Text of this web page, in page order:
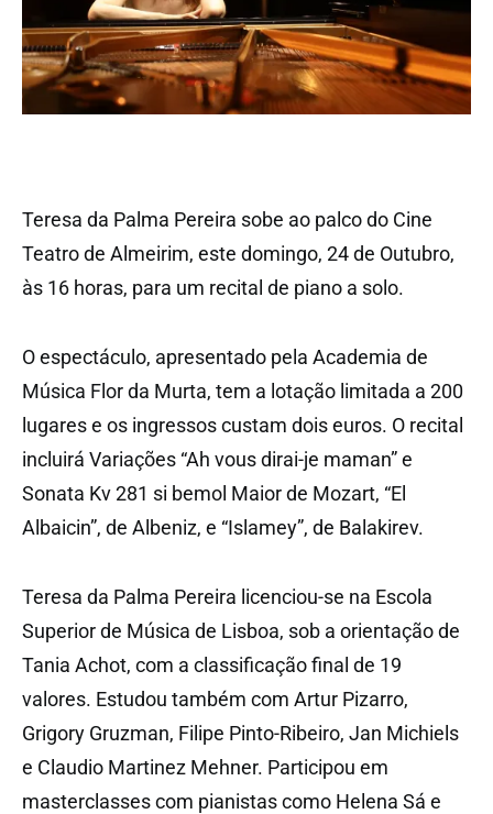
Teresa da Palma Pereira sobe ao palco do Cine
Teatro de Almeirim, este domingo, 24 de Outubro,
às 16 horas, para um recital de piano a solo.
O espectáculo, apresentado pela Academia de
Música Flor da Murta, tem a lotação limitada a 200
lugares e os ingressos custam dois euros. O recital
incluirá Variações “Ah vous dirai-je maman” e
Sonata Kv 281 si bemol Maior de Mozart, “El
Albaicin”, de Albeniz, e “Islamey”, de Balakirev.
Teresa da Palma Pereira licenciou-se na Escola
Superior de Música de Lisboa, sob a orientação de
Tania Achot, com a classificação final de 19
valores. Estudou também com Artur Pizarro,
Grigory Gruzman, Filipe Pinto-Ribeiro, Jan Michiels
e Claudio Martinez Mehner. Participou em
masterclasses com pianistas como Helena Sá e